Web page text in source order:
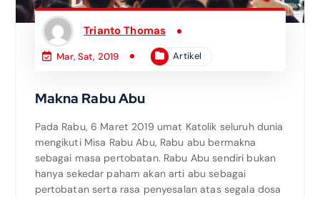
Trianto Thomas
Mar, Sat, 2019 Artikel
Makna Rabu Abu
Pada Rabu, 6 Maret 2019 umat Katolik seluruh dunia
mengikuti Misa Rabu Abu, Rabu abu bermakna
sebagai masa pertobatan. Rabu Abu sendiri bukan
hanya sekedar paham akan arti abu sebagai
pertobatan serta rasa penyesalan atas segala dosa